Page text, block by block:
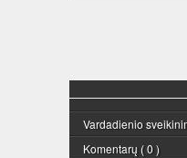
Vardadienio
Komentarų ( 0 )